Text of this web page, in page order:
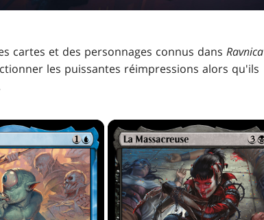
cartes et des personnages connus dans Ravnica
les puissantes réimpressions alors qu'ils